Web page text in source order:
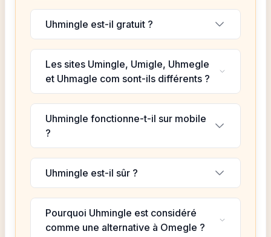
Uhmingle est-il gratuit ?
Les sites Umingle, Umigle, Uhmegle
et Uhmagle com sont-ils différents ?
Uhmingle fonctionne-t-il sur mobile
?
Uhmingle est-il sûr ?
Pourquoi Uhmingle est considéré
comme une alternative à Omegle ?